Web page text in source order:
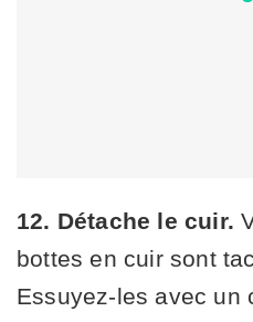
12. Détache le cuir.
bottes en cuir sont
Essuyez-les avec un